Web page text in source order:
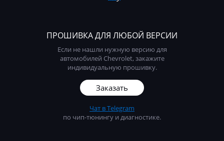
ПРОШИВКА ДЛЯ ЛЮБОЙ ВЕРСИИ
Если не нашли нужную версию для
автомобилей Chevrolet, закажите
индивидуальную прошивку.
Заказать
Чат в Telegram
по чип-тюнингу и диагностике.